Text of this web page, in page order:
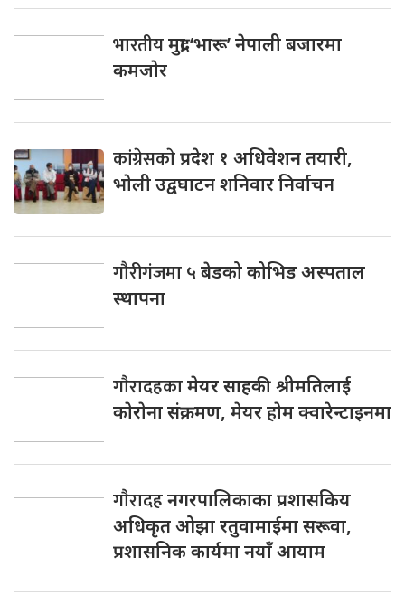
भारतीयमुद्रा ‘भारू’ नेपाली बजारमा
कमजाेर
कांग्रेसकाेप्रदेश १ अधिवेशन तयारी,
भाेली उद्वघाटन शनिवार निर्वाचन
गौरीगंजमा ५ बेडको कोभिड अस्पताल
स्थापना
गाैरादहकामेयर साहकी श्रीमतिलाई
काेराेना संक्रमण, मेयर हाेम क्वारेन्टाइनमा
गाैरादहनगरपालिकाका प्रशासकिय
अधिकृत ओझा रतुवामाईमा सरूवा,
प्रशासनिक कार्यमा नयाँ आयाम